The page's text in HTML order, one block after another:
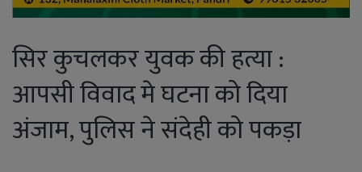
सिर कुचलकर युवक की हत्या :
आपसी विवाद मे घटना को दिया
अंजाम, पुलिस ने संदेही को पकड़ा